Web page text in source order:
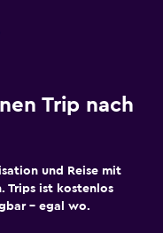
Trip nach
und Reise mit
Trips ist kostenlos
– egal wo.